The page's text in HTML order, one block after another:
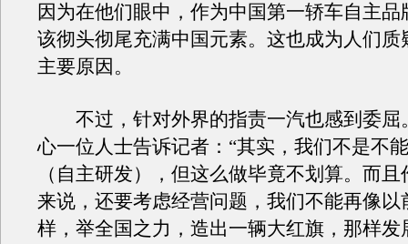
因为在他们眼中，作为中国第一轿车自主品
该彻头彻尾充满中国元素。这也成为人们质
主要原因。
不过，针对外界的指责一汽也感到委屈
心一位人士告诉记者：“其实，我们不是不
（自主研发），但这么做毕竟不划算。而
来说，还要考虑经营问题，我们不能再像以
样，举全国之力，造出一辆大红旗，那样发